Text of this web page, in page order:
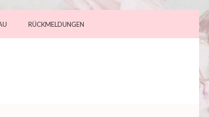
RÜCKMELDUNGEN